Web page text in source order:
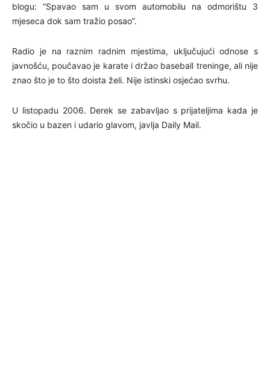
blogu: “Spavao sam u svom automobilu na odmorištu 3
mjeseca dok sam tražio posao”.
Radio je na raznim radnim mjestima, uključujući odnose s
javnošću, poučavao je karate i držao baseball treninge, ali nije
znao što je to što doista želi. Nije istinski osjećao svrhu.
U listopadu 2006. Derek se zabavljao s prijateljima kada je
skočio u bazen i udario glavom, javlja Daily Mail.